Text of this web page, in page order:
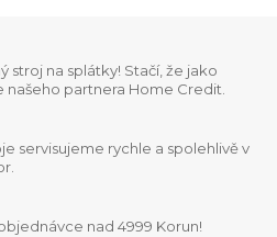
stroj na splátky! Stačí, že jako
partnera Home Credit.
servisujeme rychle a spolehlivě v
nad 4999 Korun!